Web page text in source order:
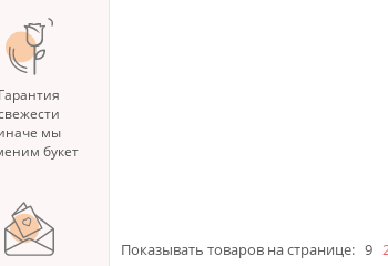
Гарантия
мы
букет
Показывать товаров на странице: 9